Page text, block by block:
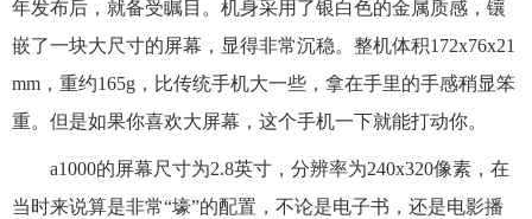
年发布后，就备受瞩目。机身采用了银白色的金属质感，镶
嵌了一块大尺寸的屏幕，显得非常沉稳。整机体积172x76x21
mm，重约165g，比传统手机大一些，拿在手里的手感稍显笨
重。但是如果你喜欢大屏幕，这个手机一下就能打动你。
a1000的屏幕尺寸为2.8英寸，分辨率为240x320像素，在
当时来说算是非常“壕”的配置，不论是电子书，还是电影播